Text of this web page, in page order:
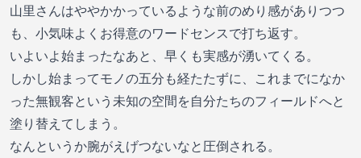
山里さんはややかかっているような前のめり感がありつつ
も、小気味よくお得意のワードセンスで打ち返す。
いよいよ始まったなあと、早くも実感が湧いてくる。
しかし始まってモノの五分も経たたずに、これまでになか
った無観客という未知の空間を自分たちのフィールドへと
塗り替えてしまう。
なんというか腕がえげつないなと圧倒される。